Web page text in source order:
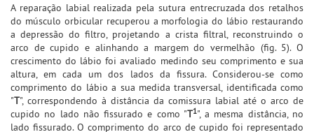
A reparação labial realizada pela sutura entrecruzada dos retalhos
do músculo orbicular recuperou a morfologia do lábio restaurando
a depressão do filtro, projetando a crista filtral, reconstruindo o
arco de cupido e alinhando a margem do vermelhão (fig. 5). O
crescimento do lábio foi avaliado medindo seu comprimento e sua
altura, em cada um dos lados da fissura. Considerou-se como
comprimento do lábio a sua medida transversal, identificada como
"T", correspondendo à distância da comissura labial até o arco de
cupido no lado não fissurado e como "T1", a mesma distância, no
lado fissurado. O comprimento do arco de cupido foi representado